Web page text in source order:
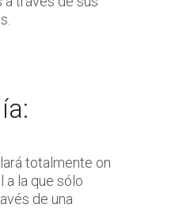
totalmente on
a la que sólo
de una